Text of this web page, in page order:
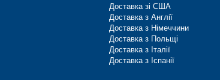
Доставка зі США
Доставка з Англії
Доставка з Німеччини
Доставка з Польщі
Доставка з Італії
Доставка з Іспанії